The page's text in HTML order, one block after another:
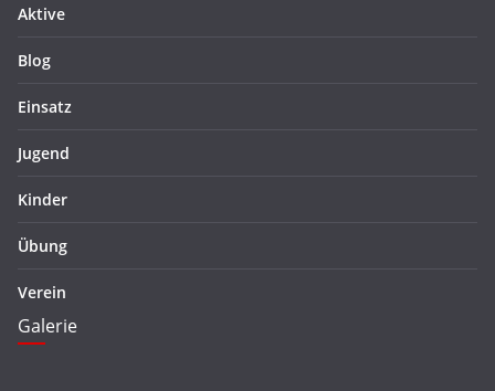
Aktive
Blog
Einsatz
Jugend
Kinder
Übung
Verein
Galerie